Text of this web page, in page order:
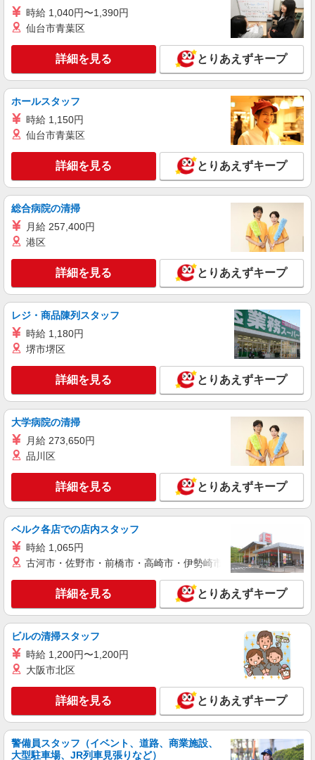
時給1,230円 日払い・週払い対応は致しており
ません。 給与は全てお振込み対応となります。
【古河工場】茨城県古河市丘里7
詳細を見る
派遣社員
ランスタッド株式会社 古河支店（古河事業所）/FKGA105972
分×16日勤務の場合＋交通費別途支給 ※交通費実
費支給／当社規定あり。
茨城県古河市 ≪無料駐車場完備≫マイカー通
キープ 詳細を見る
ランスタッド株式会社 古河支店（古河事業所）/FKGA105918
仕分け・ピッキング・梱包
時給1200円 ※交通費実費支給／当社規定あ
り。
茨城県古河市 ≪無料駐車場完備≫マイカー通
キープ 詳細を見る
派遣社員
ランスタッド株式会社 古河支店（古河事業所）/FKGA105974
仕分け・ピッキング・梱包
時給1290円 ※月収例24.8万円（残業等含む収
務の場合＋残業代（月20時間の場合）、交通費別
途支給 ※交通費実費支給／当社規定あり。
茨城県古河市 ≪無料駐車場完備≫マイカー通
勤OK
キープ
派遣社員
ランスタッド株式会社 古河支店（古河事業所）/FKGA105930
仕分け・ピッキング・梱包
時給1166円 ※月収例19.1万円（残業等含む収
入例） 月収例：191807円＝1166円×7時間50分×21
日勤務の場合＋交通費別途支給 ※交通費実費支給
／当社規定あり。
茨城県古河市 マイカー通勤可能/駐車場完備
キープ 詳細を見る
ランスタッド株式会社 古河支店（古河事業所）/FKGA105931
仕分け・ピッキング・梱包
時給1175円 ※月収例19.3万円（残業等含む収
時給 1,040円〜1,390円
仙台市青葉区
詳細を見る とりあえずキープ
ホールスタッフ
時給 1,150円
仙台市青葉区
詳細を見る とりあえずキープ
総合病院の清掃
月給 257,400円
港区
詳細を見る とりあえずキープ
レジ・商品陳列スタッフ
時給 1,180円
堺市堺区
詳細を見る とりあえずキープ
大学病院の清掃
月給 273,650円
品川区
詳細を見る とりあえずキープ
ベルク各店での店内スタッフ
時給 1,065円
古河市・佐野市・前橋市・高崎市・伊勢崎市・太田市・館林市
詳細を見る とりあえずキープ
ビルの清掃スタッフ
時給 1,200円〜1,200円
大阪市北区
詳細を見る とりあえずキープ
警備員スタッフ（イベント、道路、商業施設、
大型駐車場、JR列車見張りなど）